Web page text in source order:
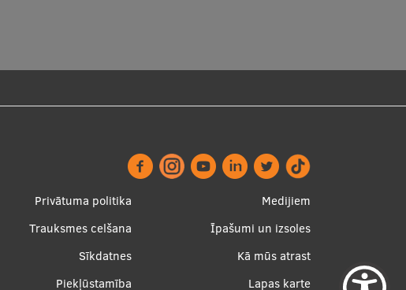
Footer
menu
Privātuma politika
Trauksmes celšana
Sīkdatnes
Piekļūstamība
Apakšējā
izvēlne2
Medijiem
Īpašumi un izsoles
Kā mūs atrast
Lapas karte